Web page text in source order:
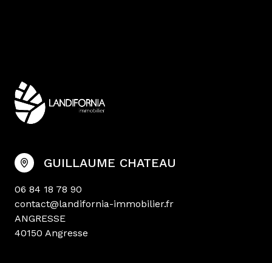
GUILLAUME CHATEAU
06 84 18 78 90
contact@landifornia-immobilier.fr
ANGRESSE
40150 Angresse